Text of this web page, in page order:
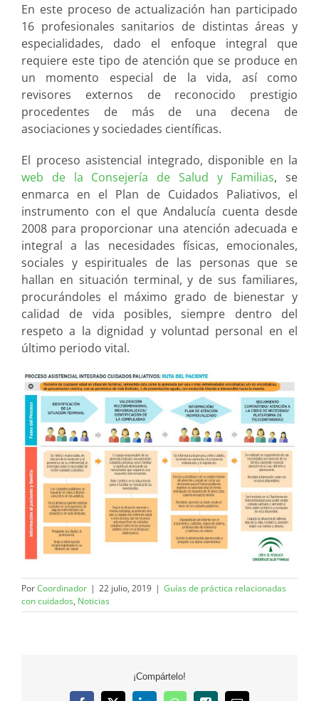
En este proceso de actualización han participado
16 profesionales sanitarios de distintas áreas y
especialidades, dado el enfoque integral que
requiere este tipo de atención que se produce en
un momento especial de la vida, así como
revisores externos de reconocido prestigio
procedentes de más de una decena de
asociaciones y sociedades científicas.
El proceso asistencial integrado, disponible en la
web de la Consejería de Salud y Familias, se
enmarca en el Plan de Cuidados Paliativos, el
instrumento con el que Andalucía cuenta desde
2008 para proporcionar una atención adecuada e
integral a las necesidades físicas, emocionales,
sociales y espirituales de las personas que se
hallan en situación terminal, y de sus familiares,
procurándoles el máximo grado de bienestar y
calidad de vida posibles, siempre dentro del
respeto a la dignidad y voluntad personal en el
último periodo vital.
PorCoordinador | 22 julio, 2019 | Guías de práctica relacionadas
con cuidados, Noticias
¡Compártelo!